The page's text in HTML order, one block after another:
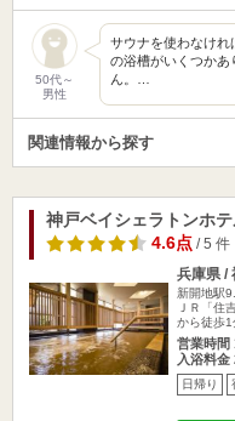
50代～
男性
サウナを使わなけれ
の浴槽がいくつかあ
ん。…
関連情報から探す
神戸ベイシェラトンホ
4.6点/ 5 件
兵庫県 /
新開地駅
ＪＲ「住
から徒歩1
営業時間
入浴料金
日帰り